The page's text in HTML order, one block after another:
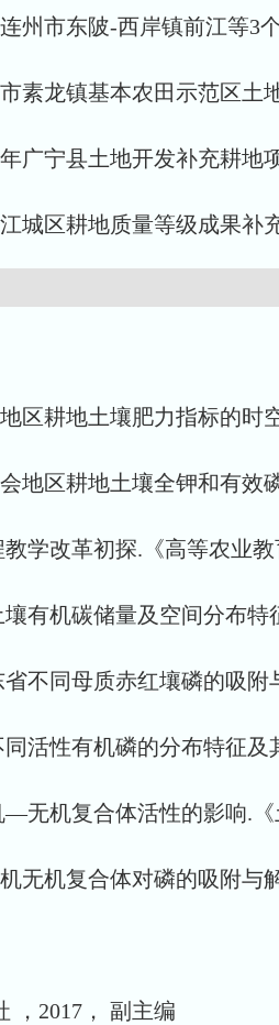
州市东陂-西岸镇前江等3
素龙镇基本农田示范区土
广宁县土地开发补充耕地
城区耕地质量等级成果补
区耕地土壤肥力指标的时
地区耕地土壤全钾和有效
学改革初探.《高等农业教
有机碳储量及空间分布特
不同母质赤红壤磷的吸附
活性有机磷的分布特征
无机复合体活性的影响.《
无机复合体对磷的吸附与
，2017， 副主编